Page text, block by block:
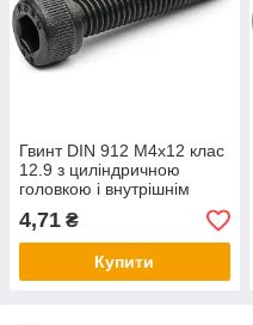
Гвинт DIN 912 М4х12 клас
12.9 з циліндричною
головкою і внутрішнім
шестигранником без
покриття
4,71 ₴
Купити